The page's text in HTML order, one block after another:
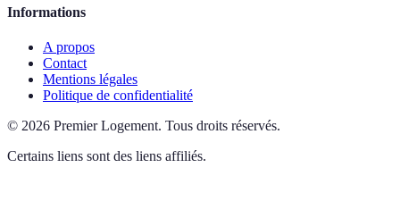
Informations
A propos
Contact
Mentions légales
Politique de confidentialité
© 2026 Premier Logement. Tous droits réservés.
Certains liens sont des liens affiliés.